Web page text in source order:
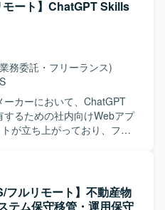
一覧表示、検索機能の実装
ジトリへの登録・連携機能
Dockerを用いた開発環境お
ただきます。 AWS ECSへの
っていただきます。 CI/CD
っていただきます。 単体テ
ューの実施を行っていただ
的に対応できる方を求めて
を持ち、継続的な改善に取
生成
社内向けWebアプリケーショ
モート】ChatGPT Skills
務委託・フリーランス)
ーカーにおいて、ChatGPT
るための社内向けWebアプ
が立ち上がっており、フル
を用いたバックエンド
していただきます。 Skillsの
報登録、一覧表示、検索機能
フルリモート】不動産物
テム保守移管・運用保守